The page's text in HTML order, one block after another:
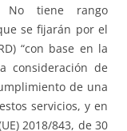
No tiene rango
se fijarán por el
“con base en la
consideración de
de una
servicios, y en
2018/843, de 30